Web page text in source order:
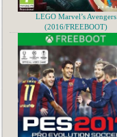
LEGO Marvel’s Avengers
(2016/FREEBOOT)